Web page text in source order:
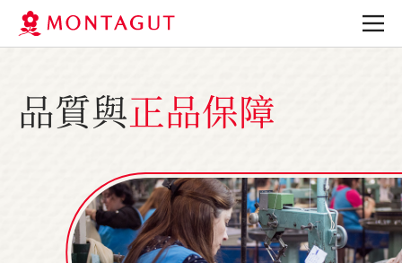
品質與正品保障